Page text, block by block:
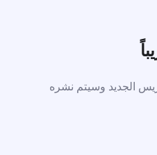
الجديد وسيتم نشره